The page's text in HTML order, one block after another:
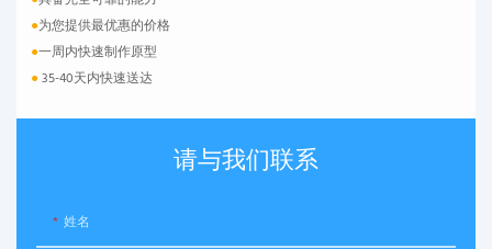
●为您提供最优惠的价格
●一周内快速制作原型
●35-40天内快速送达
请与我们联系
姓名